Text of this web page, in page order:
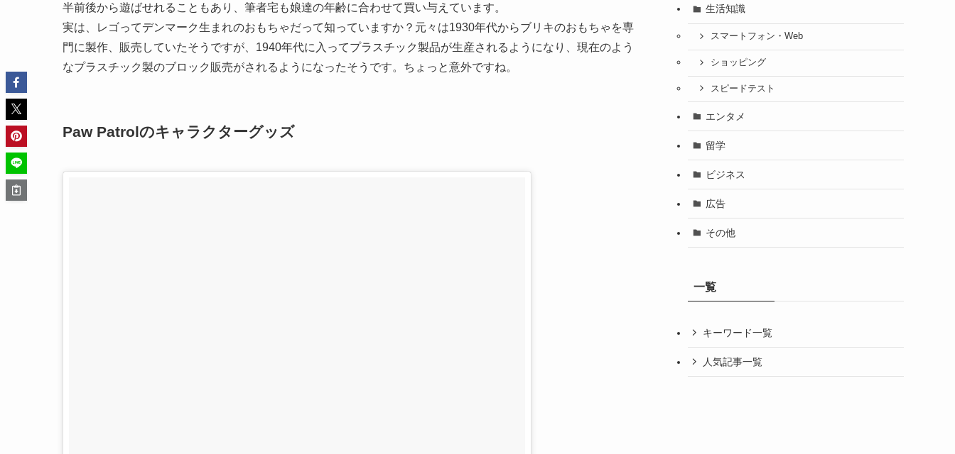
半前後から遊ばせれることもあり、筆者宅も娘達の年齢に合わせて買い与えています。
実は、レゴってデンマーク生まれのおもちゃだって知っていますか？元々は1930年代からブリキのおもちゃを専
門に製作、販売していたそうですが、1940年代に入ってプラスチック製品が生産されるようになり、現在のよう
なプラスチック製のブロック販売がされるようになったそうです。ちょっと意外ですね。
Paw Patrolのキャラクターグッズ
生活知識
スマートフォン・Web
ショッピング
スピードテスト
エンタメ
留学
ビジネス
広告
その他
一覧
キーワード一覧
人気記事一覧